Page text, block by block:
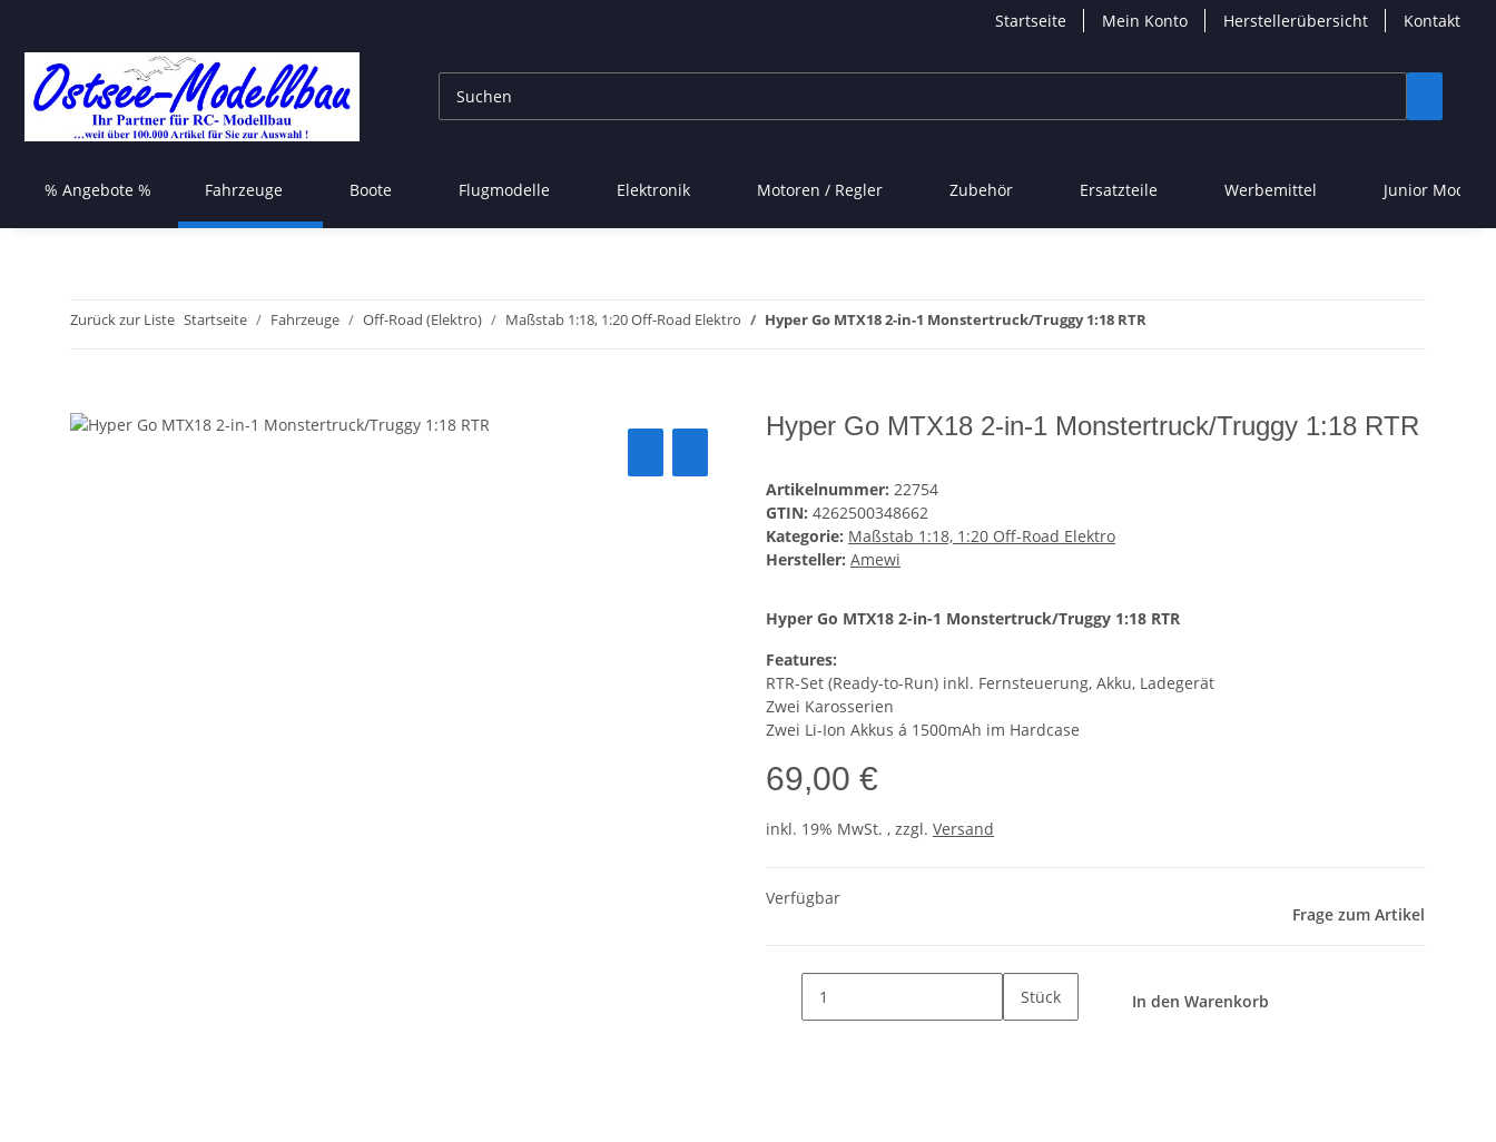
Startseite Mein Konto Herstellerübersicht Kontakt
% Angebote % Fahrzeuge Boote Flugmodelle Elektronik Motoren / Regler Zubehör Ersatzteile Werbemittel Junior
Zurück zur Liste Startseite Fahrzeuge Off-Road (Elektro) Maßstab 1:18, 1:20 Off-Road Elektro Hyper Go MTX18 2-in-1 Monstertruck/Truggy 1:18 RTR
Hyper Go MTX18 2-in-1 Monstertruck/Truggy 1:18 RTR
Artikelnummer: 22754
GTIN: 4262500348662
Kategorie: Maßstab 1:18, 1:20 Off-Road Elektro
Hersteller: Amewi
Hyper Go MTX18 2-in-1 Monstertruck/Truggy 1:18 RTR
Features:
RTR-Set (Ready-to-Run) inkl. Fernsteuerung, Akku, Ladegerät
Zwei Karosserien
Zwei Li-Ion Akkus á 1500mAh im Hardcase
69,00 €
inkl. 19% MwSt. , zzgl. Versand
Verfügbar
Frage zum Artikel
Stück In den Warenkorb